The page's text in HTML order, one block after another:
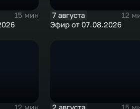
15 мин
7 августа
12
Эфир от 07.08.2026
2 августа